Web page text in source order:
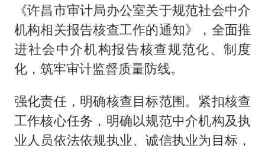
《许昌市审计局办公室关于规范社会中介
机构相关报告核查工作的通知》，全面推
进社会中介机构报告核查规范化、制度
化，筑牢审计监督质量防线。
强化责任，明确核查目标范围。紧扣核查
工作核心任务，明确以规范中介机构及执
业人员依法依规执业、诚信执业为目标，